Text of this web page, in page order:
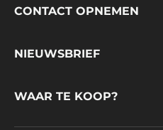
Footer
CONTACT OPNEMEN
NIEUWSBRIEF
WAAR TE KOOP?